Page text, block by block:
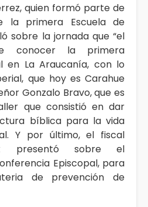
quien formó parte de
la primera Escuela de
sobre la jornada que “el
conocer la primera
en La Araucanía, con lo
que hoy es Carahue
Gonzalo Bravo, que es
que consistió en dar
bíblica para la vida
Y por último, el fiscal
presentó sobre el
Episcopal, para
de prevención de